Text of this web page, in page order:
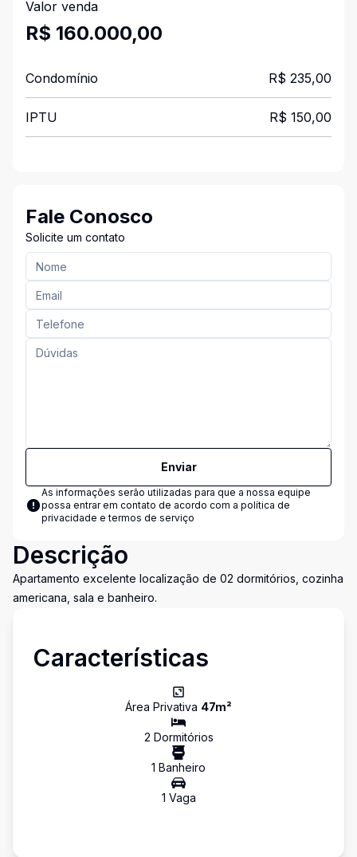
Valor venda
R$ 160.000,00
Condomínio R$ 235,00
IPTU R$ 150,00
Fale Conosco
Solicite um contato
Enviar
As informações serão utilizadas para que a nossa equipe
possa entrar em contato de acordo com a política de
privacidade e termos de serviço
Descrição
Apartamento excelente localização de 02 dormitórios, cozinha
americana, sala e banheiro.
Características
Área Privativa 47m²
2 Dormitórios
1 Banheiro
1 Vaga